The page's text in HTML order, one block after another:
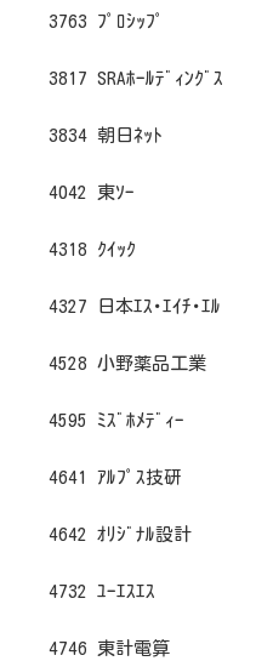
3763 ﾌﾟﾛｼｯﾌﾟ
3817 SRAﾎｰﾙﾃﾞｨﾝｸﾞｽ
3834 朝日ﾈｯﾄ
4042 東ｿｰ
4318 ｸｲｯｸ
4327 日本ｴｽ･ｴｲﾁ･ｴﾙ
4528 小野薬品工業
4595 ﾐｽﾞﾎﾒﾃﾞｨｰ
4641 ｱﾙﾌﾟｽ技研
4642 ｵﾘｼﾞﾅﾙ設計
4732 ﾕｰｴｽｴｽ
4746 東計電算